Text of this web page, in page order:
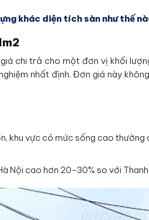
khác diện tích sàn như thế
chi trả cho một đơn vị khối
nhất định. Đơn giá này
khu vực có mức sống cao thường
Nội cao hơn 20-30% so với Thanh